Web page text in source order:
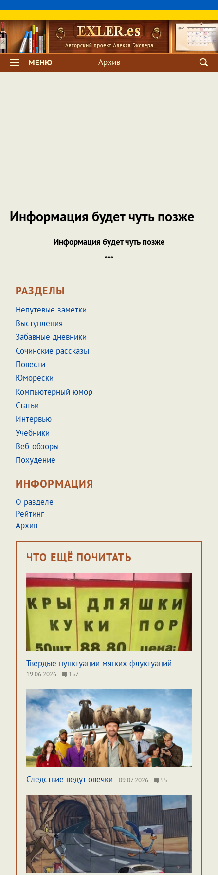
МЕНЮ Архив
Информация будет чуть позже
Информация будет чуть позже
***
РАЗДЕЛЫ
Непутевые заметки
Выступления
Забавные дневники
Сочинские рассказы
Повести
Юморески
Компьютерный юмор
Статьи
Интервью
Учебники
Веб-обзоры
Похудение
ИНФОРМАЦИЯ
О разделе
Рейтинг
Архив
ЧТО ЕЩЁ ПОЧИТАТЬ
Твердые пунктуации мягких флуктуаций
19.06.2026 157
Следствие ведут овечки 09.07.2026 55